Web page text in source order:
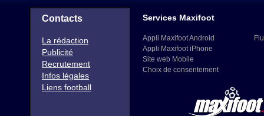
Contacts
La rédaction
Publicité
Recrutement
Infos légales
Liens football
Services Maxifoot
Appli Maxifoot Android
Appli Maxifoot iPhone
Site web Mobile
Choix de consentement